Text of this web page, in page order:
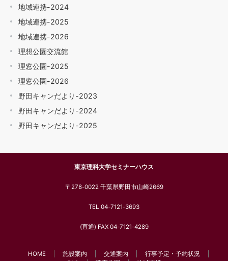
地域連携-2024
地域連携-2025
地域連携-2026
理想公園交流館
理窓公園-2025
理窓公園-2026
野田キャンだより-2023
野田キャンだより-2024
野田キャンだより-2025
東京理科大学セミナーハウス
〒278-0022 千葉県野田市山崎2669
TEL 04-7121-3693
(直通) FAX 04-7121-4289
HOME 施設案内 交通案内
行事予定・予約状況